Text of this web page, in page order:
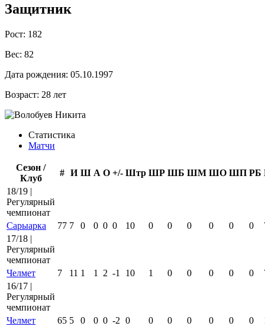
Защитник
Рост: 182
Вес: 82
Дата рождения: 05.10.1997
Возраст: 28 лет
Статистика
Матчи
Сезон /
Клуб
# И Ш А О +/- Штр ШР ШБ ШМ ШО ШП РБ
18/19 |
Регулярный
чемпионат
Сарыарка
77 7 0 0 0 0 10 0 0 0 0 0 0
17/18 |
Регулярный
чемпионат
Челмет
7 11 1 1 2 -1 10 1 0 0 0 0 0
16/17 |
Регулярный
чемпионат
Челмет
65 5 0 0 0 -2 0 0 0 0 0 0 0